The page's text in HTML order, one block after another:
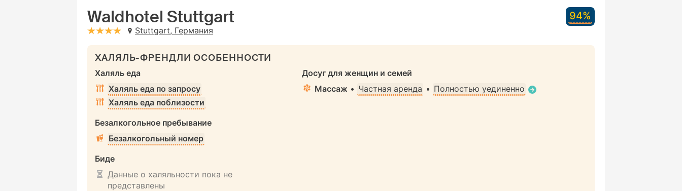
Waldhotel Stuttgart
stars: 4Stuttgart, Германия
94%
ХАЛЯЛЬ-ФРЕНДЛИ ОСОБЕННОСТИ
Халяль еда
Халяль еда по запросу
Халяль еда поблизости
Безалкогольное пребывание
Безалкогольный номер
Биде
Данные о халяльности пока не
представлены
Досуг для женщин и семей
Массаж • Частная аренда • Полностью уединенно